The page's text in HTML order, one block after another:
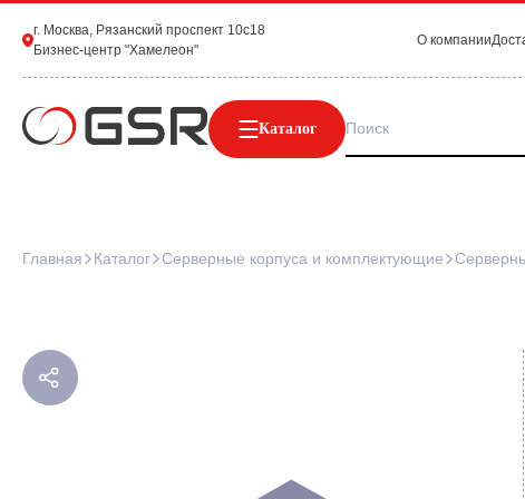
г. Москва, Рязанский проспект 10с18
Бизнес-центр "Хамелеон"
О компании
Каталог
Главная Каталог Серверные корпуса и комплектующие